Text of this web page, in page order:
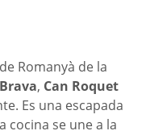
Romanyà de la
, Can Roquet
Es una escapada
cocina se une a la